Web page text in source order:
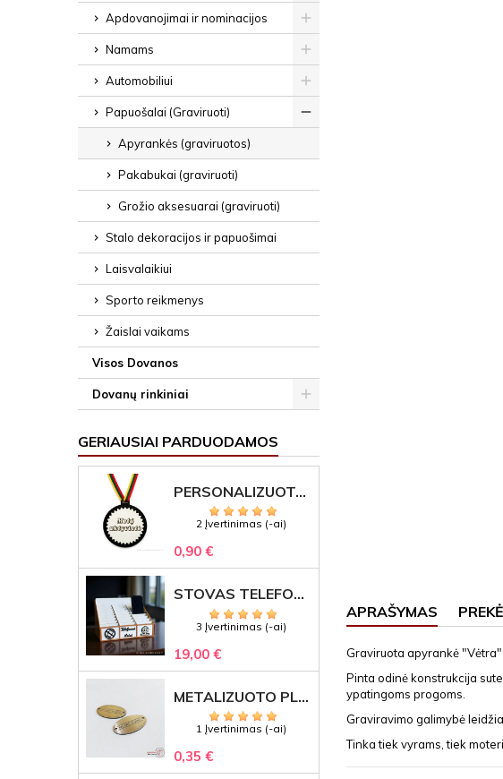
Apdovanojimai ir nominacijos
Namams
Automobiliui
Papuošalai (Graviruoti)
Apyrankės (graviruotos)
Pakabukai (graviruoti)
Grožio aksesuarai (graviruoti)
Stalo dekoracijos ir papuošimai
Laisvalaikiui
Sporto reikmenys
Žaislai vaikams
Visos Dovanos
Dovanų rinkiniai
GERIAUSIAI PARDUODAMOS
PERSONALIZUOTAS MEDALIS "1" SU GRAVIRUOTU TEKSTU
2 Įvertinimas (-ai)
0,90 €
STOVAS TELEFONAMS KLASEI (27 VIETOS) – GRAVIRUOJAMAS ORGANIZATORIUS
3 Įvertinimas (-ai)
19,00 €
METALIZUOTO PLASTIKO ETIKETĖS SU GRAVIRUOTU TEKSTU -LOGOTIPU
1 Įvertinimas (-ai)
0,35 €
APRAŠYMAS
Graviruota apyrankė
Pinta odinė konstrukcija
ypatingoms progoms.
Graviravimo galimybė
Tinka tiek vyrams, tiek